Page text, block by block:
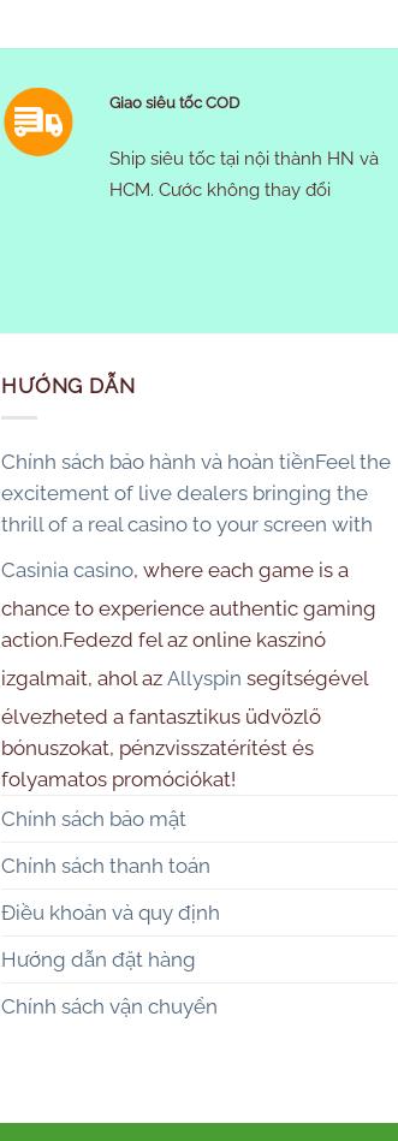
Giao siêu tốc COD
Ship siêu tốc tại nội thành HN và
HCM. Cước không thay đổi
HƯỚNG DẪN
Chính sách bảo hành và hoàn tiềnFeel the
excitement of live dealers bringing the
thrill of a real casino to your screen with
Casinia casino, where each game is a
chance to experience authentic gaming
action.Fedezd fel az online kaszinó
izgalmait, ahol az Allyspin segítségével
élvezheted a fantasztikus üdvözlő
bónuszokat, pénzvisszatérítést és
folyamatos promóciókat!
Chính sách bảo mật
Chính sách thanh toán
Điều khoản và quy định
Hướng dẫn đặt hàng
Chính sách vận chuyển